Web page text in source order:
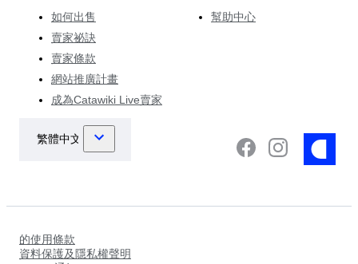
如何出售
賣家祕訣
賣家條款
網站推廣計畫
成為Catawiki Live賣家
幫助中心
的使用條款
資料保護及隱私權聲明